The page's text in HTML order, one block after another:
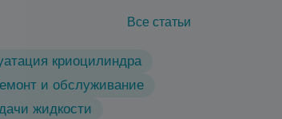
Все статьи
криоцилиндра
и обслуживание
жидкости